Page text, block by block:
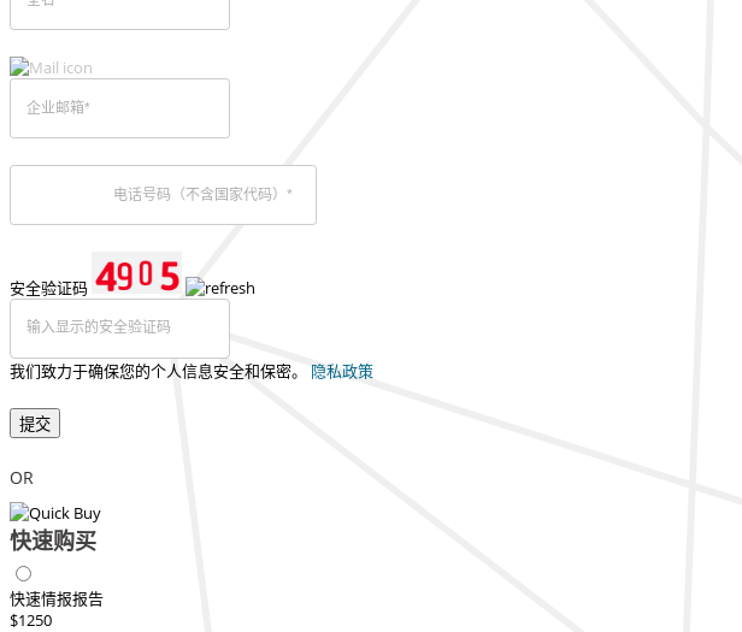
安全验证码
我们致力于确保您的个人信息安全和保密。 隐私政策
提交
OR
快速购买
快速情报报告
$1250